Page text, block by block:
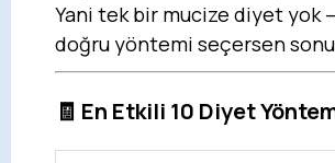
Yani tek bir mucize diyet yok
doğru yöntemi seçersen
🧾 En Etkili 10 Diyet